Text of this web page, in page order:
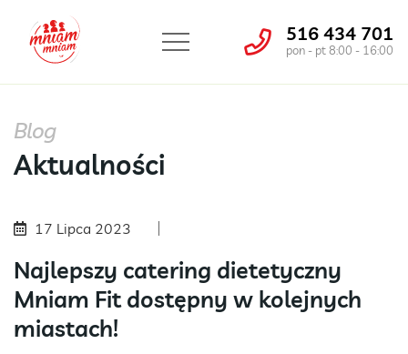
516 434 701
pon - pt 8:00 - 16:00
Blog
Aktualności
17 Lipca 2023
Najlepszy catering dietetyczny
Mniam Fit dostępny w kolejnych
miastach!